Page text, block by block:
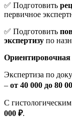
✅ Подготовить
первичное
✅ Подготовить
экспертизу по
Ориентировочная
Экспертиза по
– от 40 000 до 80
С
000 ₽.